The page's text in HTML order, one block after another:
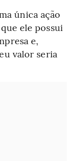
única ação
ele possui
e,
valor seria